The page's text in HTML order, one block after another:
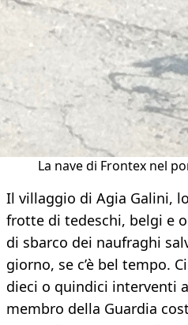
La nave di Frontex nel
Il villaggio di Agia Galini,
frotte di tedeschi, belgi e
di sbarco dei naufraghi
giorno, se c’è bel tempo.
dieci o quindici interventi
membro della Guardia